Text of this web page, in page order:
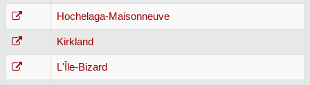
Hochelaga-Maisonneuve
Kirkland
L'Île-Bizard